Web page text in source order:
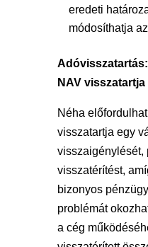
eredeti
módosíthatja
NAV
Néha
visszatartja egy
visszaigénylését,
visszatérítést,
bizonyos
problémát
a cég